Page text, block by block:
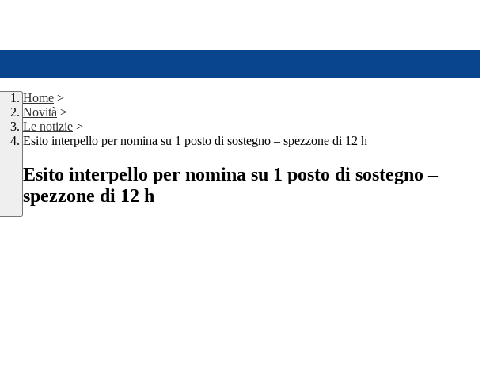
Home >
Novità >
Le notizie >
Esito interpello per nomina su 1 posto di sostegno – spezzone di 12 h
Esito interpello per nomina su 1 posto di sostegno –
spezzone di 12 h